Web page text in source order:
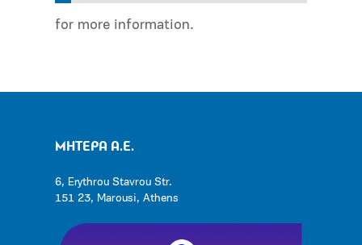
for more information.
ΜΗΤΕΡΑ Α.Ε.
6, Erythrou Stavrou Str.
151 23, Marousi, Athens